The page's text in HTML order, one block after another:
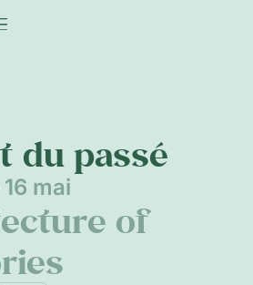
du passé
mai
of